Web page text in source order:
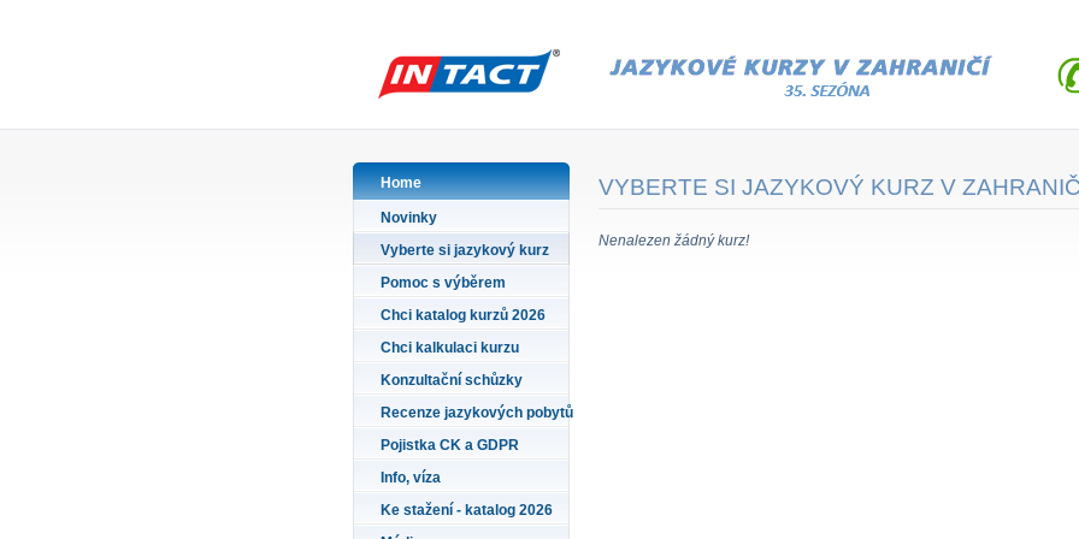
Home
Novinky
Vyberte si jazykový kurz
Pomoc s výběrem
Chci katalog kurzů 2026
Chci kalkulaci kurzu
Konzultační schůzky
Recenze jazykových pobytů
Pojistka CK a GDPR
Info, víza
Ke stažení - katalog 2026
VYBERTE SI JAZYKOVÝ KURZ V
Nenalezen žádný kurz!